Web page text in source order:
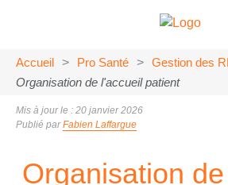
Accueil > Pro Santé > Gestion des
Organisation de l'accueil patient
Mis à jour le : 20 janvier 2026
Publié parFabien Laffargue
Organisation de